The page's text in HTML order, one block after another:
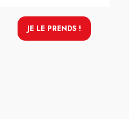
JE LE PRENDS !